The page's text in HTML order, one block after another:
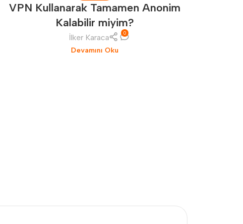
VPN Kullanarak Tamamen Anonim
Kalabilir miyim?
İlker Karaca 0
Devamını Oku